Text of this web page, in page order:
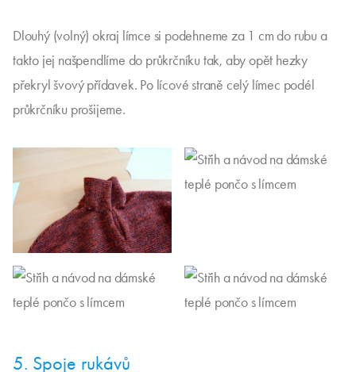
Dlouhý (volný) okraj límce si podehneme za 1 cm do rubu a
takto jej našpendlíme do průkrčníku tak, aby opět hezky
překryl švový přídavek. Po lícové straně celý límec podél
průkrčníku prošijeme.
5. Spoje rukávů